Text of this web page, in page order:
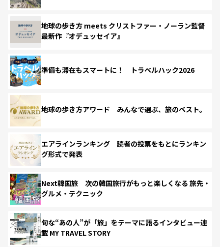
地球の歩き方 meets クリストファー・ノーラン監督
最新作『オデュッセイア』
準備も滞在もスマートに！ トラベルハック2026
地球の歩き方アワード みんなで選ぶ、旅のベスト。
エアラインランキング 読者の投票をもとにランキン
グ形式で発表
Next韓国旅 次の韓国旅行がもっと楽しくなる 旅先・
グルメ・テクニック
旬な“あの人”が「旅」をテーマに語るインタビュー連
載 MY TRAVEL STORY